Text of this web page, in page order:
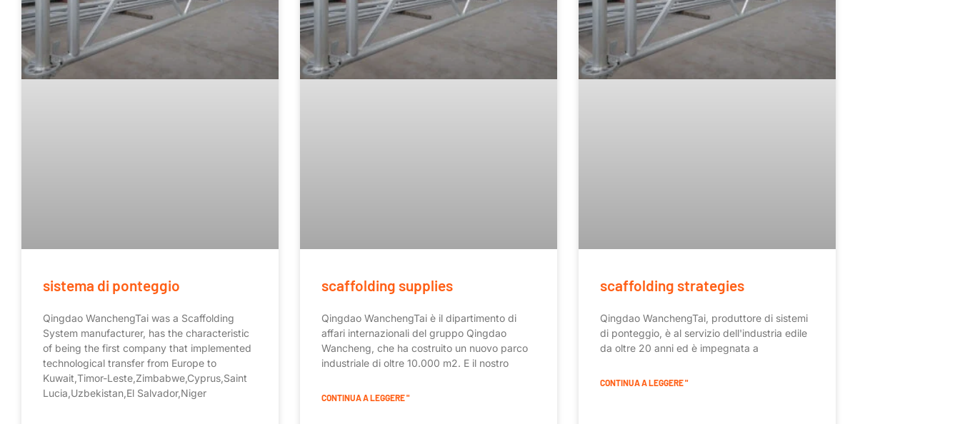
sistema di ponteggio
Qingdao WanchengTai was a Scaffolding
System manufacturer, has the characteristic
of being the first company that implemented
technological transfer from Europe to
Kuwait,Timor-Leste,Zimbabwe,Cyprus,Saint
Lucia,Uzbekistan,El Salvador,Niger
scaffolding supplies
Qingdao WanchengTai è il dipartimento di
affari internazionali del gruppo Qingdao
Wancheng, che ha costruito un nuovo parco
industriale di oltre 10.000 m2. E il nostro
CONTINUA A LEGGERE "
scaffolding strategies
Qingdao WanchengTai, produttore di sistemi
di ponteggio, è al servizio dell'industria edile
da oltre 20 anni ed è impegnata a
CONTINUA A LEGGERE "